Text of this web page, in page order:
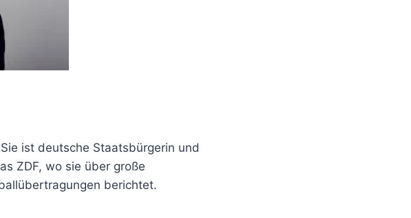
ist deutsche Staatsbürgerin und
ZDF, wo sie über große
berichtet.